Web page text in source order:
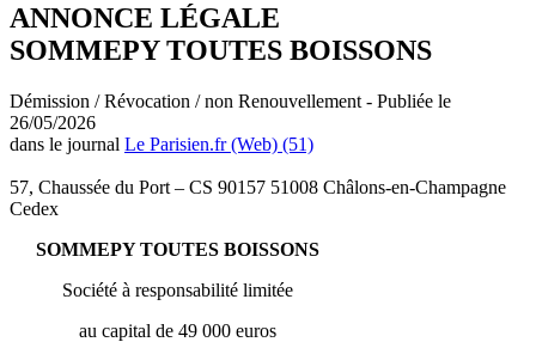
ANNONCE LÉGALE
SOMMEPY TOUTES BOISSONS
Démission / Révocation / non Renouvellement - Publiée le
26/05/2026
dans le journal Le Parisien.fr (Web) (51)
57, Chaussée du Port – CS 90157 51008 Châlons-en-Champagne
Cedex
SOMMEPY TOUTES BOISSONS
Société à responsabilité limitée
au capital de 49 000 euros